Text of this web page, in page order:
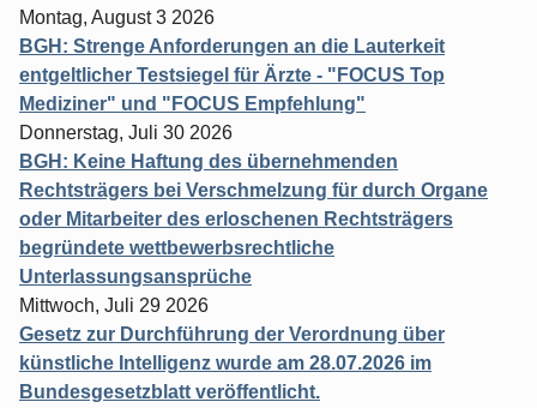
Montag, August 3 2026
BGH: Strenge Anforderungen an die Lauterkeit
entgeltlicher Testsiegel für Ärzte - "FOCUS Top
Mediziner" und "FOCUS Empfehlung"
Donnerstag, Juli 30 2026
BGH: Keine Haftung des übernehmenden
Rechtsträgers bei Verschmelzung für durch Organe
oder Mitarbeiter des erloschenen Rechtsträgers
begründete wettbewerbsrechtliche
Unterlassungsansprüche
Mittwoch, Juli 29 2026
Gesetz zur Durchführung der Verordnung über
künstliche Intelligenz wurde am 28.07.2026 im
Bundesgesetzblatt veröffentlicht.